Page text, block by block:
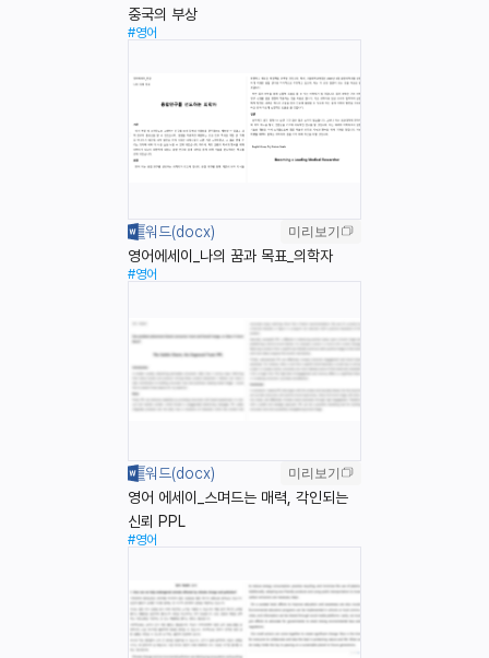
중국의 부상
#영어
미리보기
영어에세이_나의 꿈과 목표_의학자
#영어
미리보기
영어 에세이_스며드는 매력, 각인되는
신뢰 PPL
#영어